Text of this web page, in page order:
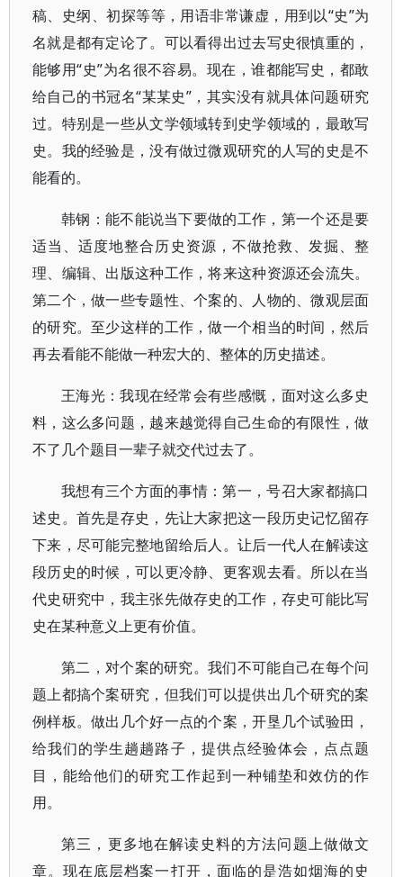
稿、史纲、初探等等，用语非常谦虚，用到以“史”为
名就是都有定论了。可以看得出过去写史很慎重的，
能够用“史”为名很不容易。现在，谁都能写史，都敢
给自己的书冠名“某某史”，其实没有就具体问题研究
过。特别是一些从文学领域转到史学领域的，最敢写
史。我的经验是，没有做过微观研究的人写的史是不
能看的。
韩钢：能不能说当下要做的工作，第一个还是要
适当、适度地整合历史资源，不做抢救、发掘、整
理、编辑、出版这种工作，将来这种资源还会流失。
第二个，做一些专题性、个案的、人物的、微观层面
的研究。至少这样的工作，做一个相当的时间，然后
再去看能不能做一种宏大的、整体的历史描述。
王海光：我现在经常会有些感慨，面对这么多史
料，这么多问题，越来越觉得自己生命的有限性，做
不了几个题目一辈子就交代过去了。
我想有三个方面的事情：第一，号召大家都搞口
述史。首先是存史，先让大家把这一段历史记忆留存
下来，尽可能完整地留给后人。让后一代人在解读这
段历史的时候，可以更冷静、更客观去看。所以在当
代史研究中，我主张先做存史的工作，存史可能比写
史在某种意义上更有价值。
第二，对个案的研究。我们不可能自己在每个问
题上都搞个案研究，但我们可以提供出几个研究的案
例样板。做出几个好一点的个案，开垦几个试验田，
给我们的学生趟趟路子，提供点经验体会，点点题
目，能给他们的研究工作起到一种铺垫和效仿的作
用。
第三，更多地在解读史料的方法问题上做做文
章。现在底层档案一打开，面临的是浩如烟海的史